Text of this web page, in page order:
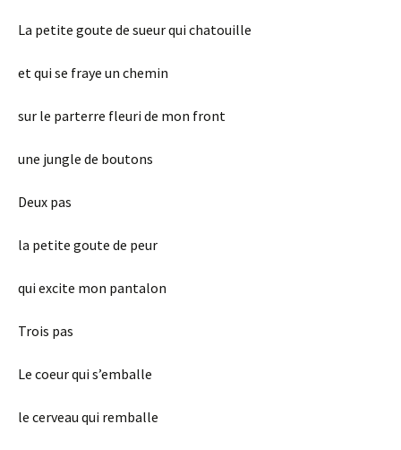
La petite goute de sueur qui chatouille
et qui se fraye un chemin
sur le parterre fleuri de mon front
une jungle de boutons
Deux pas
la petite goute de peur
qui excite mon pantalon
Trois pas
Le coeur qui s’emballe
le cerveau qui remballe